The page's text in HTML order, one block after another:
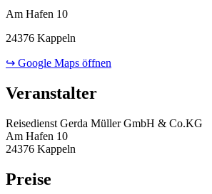
Am Hafen 10
24376 Kappeln
↪ Google Maps öffnen
Veranstalter
Reisedienst Gerda Müller GmbH & Co.KG
Am Hafen 10
24376 Kappeln
Preise